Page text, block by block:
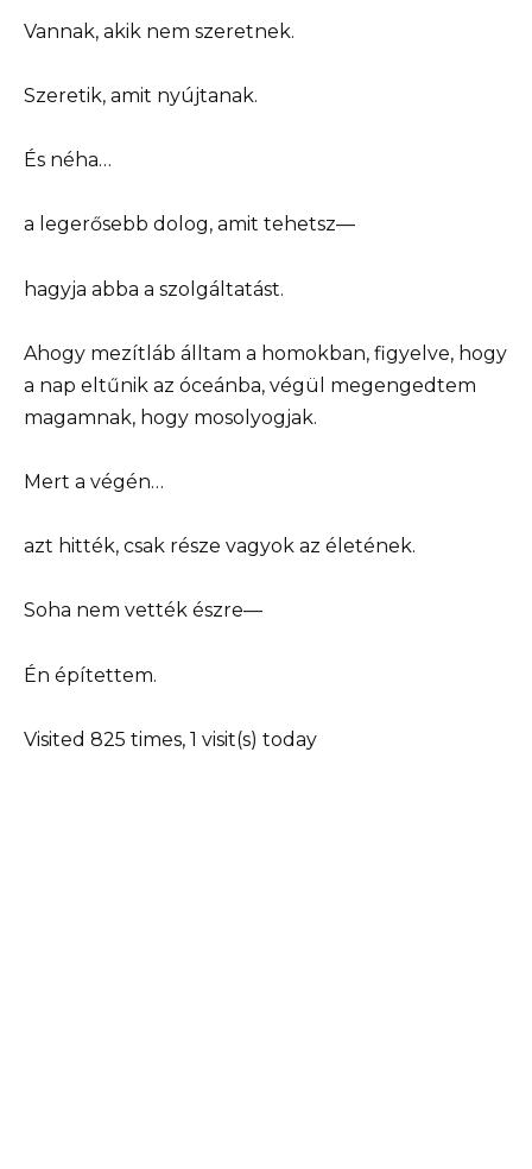
Vannak, akik nem szeretnek.
Szeretik, amit nyújtanak.
És néha…
a legerősebb dolog, amit tehetsz—
hagyja abba a szolgáltatást.
Ahogy mezítláb álltam a homokban, figyelve, hogy
a nap eltűnik az óceánba, végül megengedtem
magamnak, hogy mosolyogjak.
Mert a végén…
azt hitték, csak része vagyok az életének.
Soha nem vették észre—
Én építettem.
Visited 825 times, 1 visit(s) today